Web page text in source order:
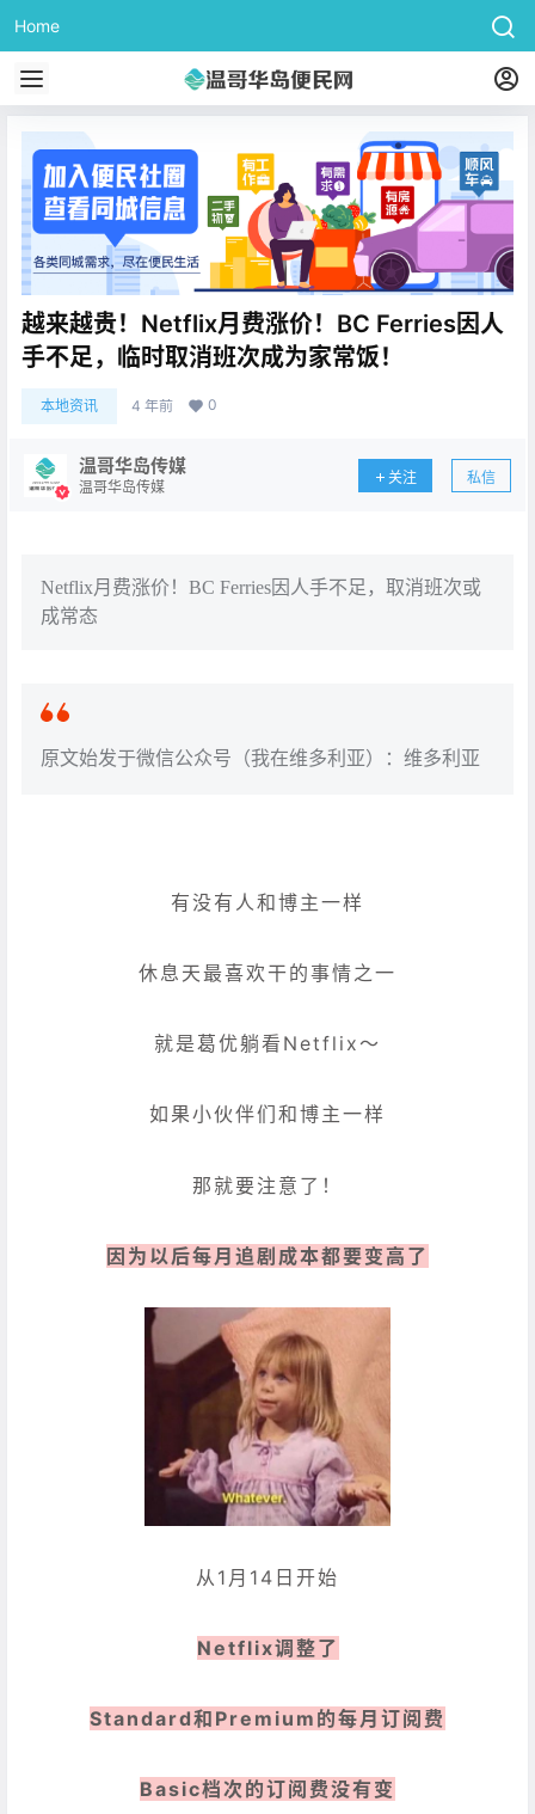
Home
越来越贵！Netflix月费涨价！BC Ferries因人
手不足，临时取消班次成为家常饭！
本地资讯 4 年前 0
温哥华岛传媒
温哥华岛传媒
关注 私信
Netflix月费涨价！BC Ferries因人手不足，取消班次或
成常态
原文始发于微信公众号（我在维多利亚）：维多利亚
有没有人和博主一样
休息天最喜欢干的事情之一
就是葛优躺看Netflix～
如果小伙伴们和博主一样
那就要注意了！
因为以后每月追剧成本都要变高了
从1月14日开始
Netflix调整了
Standard和Premium的每月订阅费
Basic档次的订阅费没有变